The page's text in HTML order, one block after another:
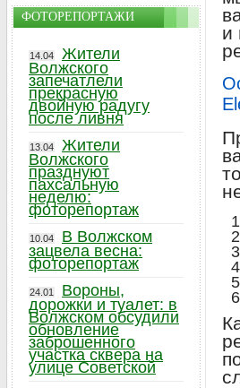
и
ФОТОРЕПОРТАЖИ
14.04
Жители
Волжского
запечатлели
прекрасную
двойную радугу
после ливня
13.04
Жители
Волжского
празднуют
пахсальную
неделю:
фоторепортаж
10.04
В Волжском
зацвела весна:
фоторепортаж
24.01
Вороны,
дорожки и туалет: в
Волжском обсудили
обновление
заброшенного
участка сквера на
улице Советской